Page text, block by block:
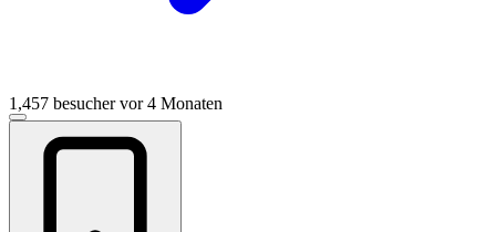
1,457 besucher vor 4 Monaten